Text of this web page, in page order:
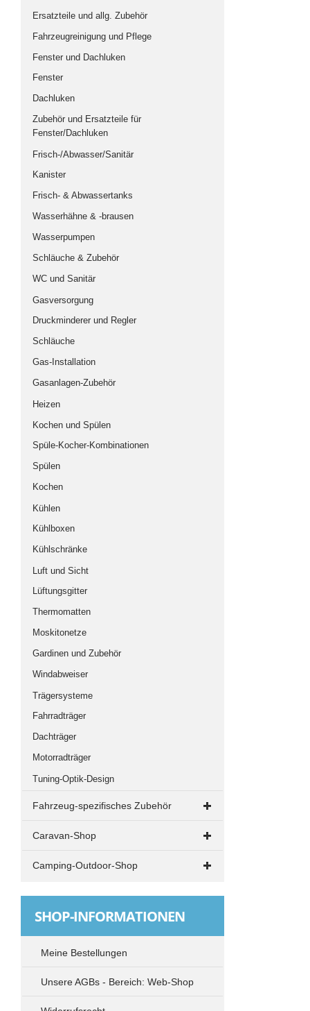
Hubdach
Aufstelldach
Hochdach
Dächer Zubehör/ Ersatzteile
Multivan-Möbel & Ergänzungsmodule
Renault Trafic / Opel Vivaro
VW T4 Multivan
VW T5/T6 Multivan
Universalmöbel
Multivan Beach und California Beach
MB Vito / Viano
Ford Euroline
Sitze und Sitzbank-Systeme
zillka-Sitz-Liegebank-System
REIMO-Sitz-Liegebank-Systeme
Universal-Sitz-Liegebank-Systeme
Sitze
Sicherheitsgurt-Systeme
Drehkonsolen
Gebraucht-, Vorführ-, Auslauf-, Zweite Wahl-
Artikel
Ersatzteile und allg. Zubehör
Fahrzeugreinigung und Pflege
Fenster und Dachluken
Fenster
Dachluken
Zubehör und Ersatzteile für
Fenster/Dachluken
Frisch-/Abwasser/Sanitär
Kanister
Frisch- & Abwassertanks
Wasserhähne & -brausen
Wasserpumpen
Schläuche & Zubehör
WC und Sanitär
Gasversorgung
Druckminderer und Regler
Schläuche
Gas-Installation
Gasanlagen-Zubehör
Heizen
Kochen und Spülen
Spüle-Kocher-Kombinationen
Spülen
Kochen
Kühlen
Kühlboxen
Kühlschränke
Luft und Sicht
Lüftungsgitter
Thermomatten
Moskitonetze
Gardinen und Zubehör
Windabweiser
Trägersysteme
Fahrradträger
Dachträger
Motorradträger
Tuning-Optik-Design
Fahrzeug-spezifisches Zubehör
VW T4
Elektrik
Drehkonsolen
Standheizung
Caravan-Shop
Grillen und Kochen
TV-Radio-SAT
Camping-Outdoor-Shop
Tische
SHOP-INFORMATIONEN
Meine Bestellungen
Unsere AGBs - Bereich: Web-Shop